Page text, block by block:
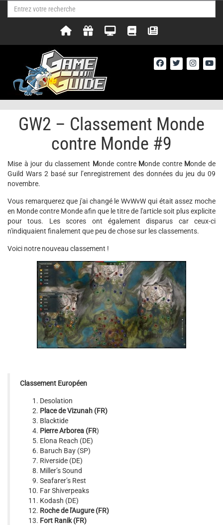
GW2 – Classement Monde
contre Monde #9
Mise à jour du classement Monde contre Monde contre Monde de
Guild Wars 2 basé sur l’enregistrement des données du jeu du 09
novembre.
Vous remarquerez que j'ai changé le WvWvW qui était assez moche
en Monde contre Monde afin que le titre de l'article soit plus explicite
pour tous. Les scores ont également disparus car ceux-ci
n'indiquaient finalement que peu de chose sur les classements.
Voici notre nouveau classement !
Classement Européen
Desolation
Place de Vizunah (FR)
Blacktide
Pierre Arborea (FR)
Elona Reach (DE)
Baruch Bay (SP)
Riverside (DE)
Miller’s Sound
Seafarer’s Rest
Far Shiverpeaks
Kodash (DE)
Roche de l'Augure (FR)
Fort Ranik (FR)